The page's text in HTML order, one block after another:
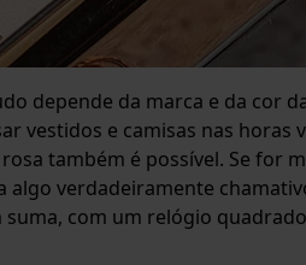
depende da marca e da cor
vestidos e camisas nas horas
também é possível. Se for
verdadeiramente
com um relógio